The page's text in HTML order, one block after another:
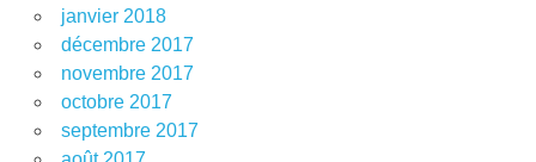
janvier 2018
décembre 2017
novembre 2017
octobre 2017
septembre 2017